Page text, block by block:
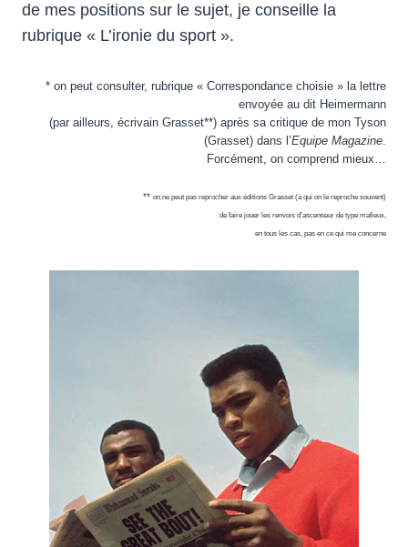
de mes positions sur le sujet, je conseille la
rubrique « L’ironie du sport ».
* on peut consulter, rubrique « Correspondance choisie » la lettre
envoyée au dit Heimermann
(par ailleurs, écrivain Grasset**) après sa critique de mon Tyson
(Grasset) dans l’Equipe Magazine.
Forcément, on comprend mieux…
** on ne peut pas reprocher aux éditions Grasset (à qui on le reproche souvent)
de faire jouer les renvois d’ascenseur de type mafieux,
en tous les cas, pas en ce qui me concerne